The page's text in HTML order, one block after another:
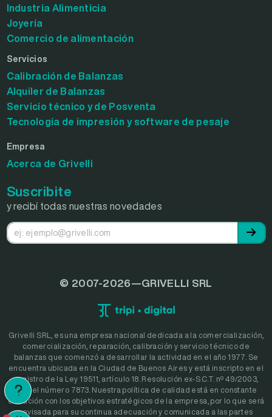
Industria Alimenticia
Joyería
Comercio de alimentación
Servicios
Calibración de Balanzas
Alquiler de Balanzas
Servicio técnico y de Posventa
Tecnología de impresión y software de pesaje
Empresa
Acerca de Grivelli
Suscribite
y recibí todas nuestras novedades
© 2007-2026—GRIVELLI SRL
Grivelli SRL, es una empresa nacional dedicada a la comercialización,
comercialización, reparación, calibración y servicio técnico de
balanzas que comenzó a desarrollar la actividad en el año 1977. Se
encuentra ubicada en la Ciudad de Buenos Aires y está inscripto en el
registro de la Ley 19511, artículo 18. Resolución ex-S.C.T. nº 49/2003,
bajo el número 7873. Nuestra política de calidad está en constante
evolución con los objetivos estratégicos de la empresa, por lo que será
revisada para su continua adecuación y comunicada a las partes